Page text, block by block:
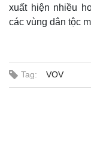
xuất hiện nhiều
các vùng dân tộc
Tag: VOV